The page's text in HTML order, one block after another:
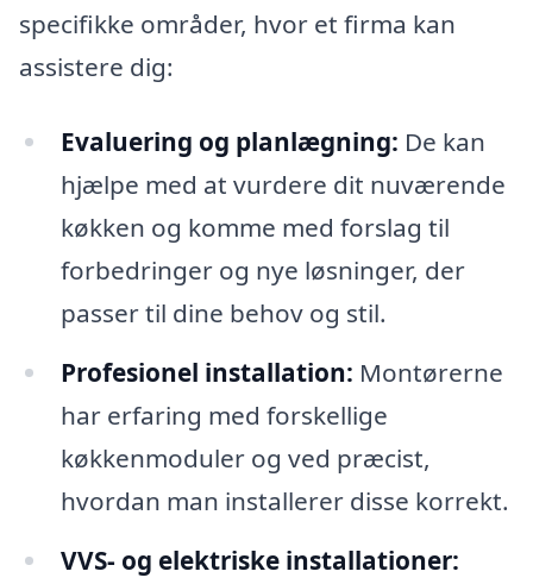
specifikke områder, hvor et firma kan
assistere dig:
Evaluering og planlægning: De kan
hjælpe med at vurdere dit nuværende
køkken og komme med forslag til
forbedringer og nye løsninger, der
passer til dine behov og stil.
Profesionel installation: Montørerne
har erfaring med forskellige
køkkenmoduler og ved præcist,
hvordan man installerer disse korrekt.
VVS- og elektriske installationer: